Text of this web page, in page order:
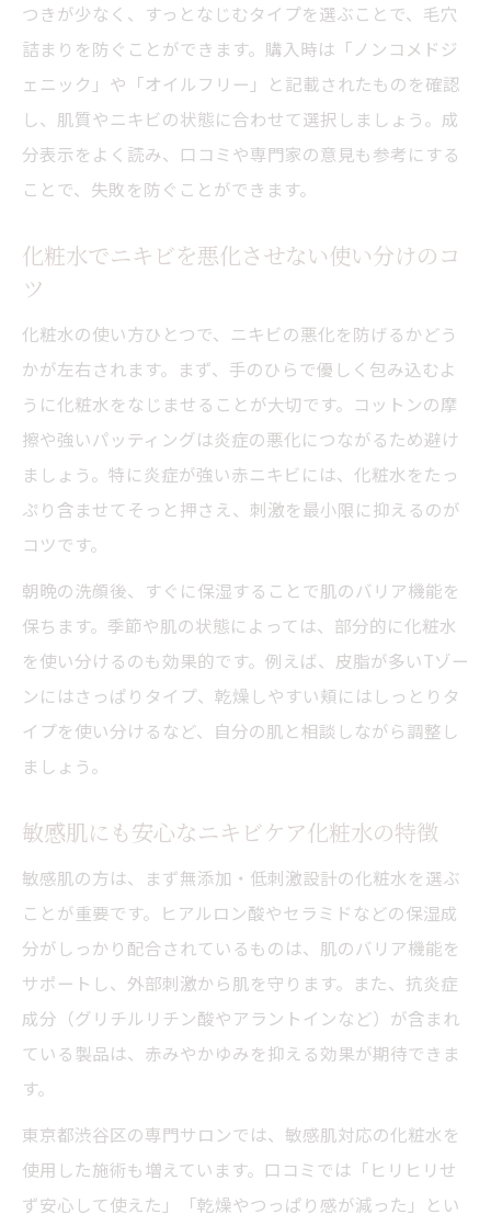
HyPeelintoを通じた肌環境の整え方とは
HyPeelintoが叶える新しいニキビケア体験
ニキビ肌の土台を整えるHyPeelintoの実力
HyPeelintoと化粧水の併用で得られる変化
介
ニキビ肌に最適な化粧水の使い方と頻度
化粧水でニキビを抑えるための手順とコツ
ニキビ悪化を防ぐための保湿と浸透テクニ
ック
クリスティーナやHyPeelinto併用時の注意
点
渋谷区で注目される先進ケアの実力に迫る
ニキビ対策で話題の先進ケアの特徴と比較
クリスティーナやHyPeelintoの施術体験談
集
専門的なニキビケアと化粧水の関係性に注
ニキビ対策に活きる最新スキンケア戦略
ニキビ再発を防ぐスキンケア戦略の最前線
化粧水と話題ケアで叶える長期的な肌改善
食生活・生活習慣見直しとニキビ対策の関
赤外線やオムニラックスを活かした未来型
ケア
失敗しないニキビ肌の最新スキンケア選び
つきが少なく、すっとなじむタイプを選ぶことで、毛穴
詰まりを防ぐことができます。購入時は「ノンコメドジ
ェニック」や「オイルフリー」と記載されたものを確認
し、肌質やニキビの状態に合わせて選択しましょう。成
分表示をよく読み、口コミや専門家の意見も参考にする
ことで、失敗を防ぐことができます。
化粧水でニキビを悪化させない使い分けのコ
ツ
化粧水の使い方ひとつで、ニキビの悪化を防げるかどう
かが左右されます。まず、手のひらで優しく包み込むよ
うに化粧水をなじませることが大切です。コットンの摩
擦や強いパッティングは炎症の悪化につながるため避け
ましょう。特に炎症が強い赤ニキビには、化粧水をたっ
ぷり含ませてそっと押さえ、刺激を最小限に抑えるのが
コツです。
朝晩の洗顔後、すぐに保湿することで肌のバリア機能を
保ちます。季節や肌の状態によっては、部分的に化粧水
を使い分けるのも効果的です。例えば、皮脂が多いTゾー
ンにはさっぱりタイプ、乾燥しやすい頬にはしっとりタ
イプを使い分けるなど、自分の肌と相談しながら調整し
ましょう。
敏感肌にも安心なニキビケア化粧水の特徴
敏感肌の方は、まず無添加・低刺激設計の化粧水を選ぶ
ことが重要です。ヒアルロン酸やセラミドなどの保湿成
分がしっかり配合されているものは、肌のバリア機能を
サポートし、外部刺激から肌を守ります。また、抗炎症
成分（グリチルリチン酸やアラントインなど）が含まれ
ている製品は、赤みやかゆみを抑える効果が期待できま
す。
東京都渋谷区の専門サロンでは、敏感肌対応の化粧水を
使用した施術も増えています。口コミでは「ヒリヒリせ
ず安心して使えた」「乾燥やつっぱり感が減った」とい